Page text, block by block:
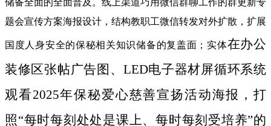
储备全面的全面普及。线上渠道巧用微信群聊工作的群更新专
题会宣传方案海报设计，结构教职工微信转发对外扩散，扩展
国度人身安全的保秘相关知识储备的复盖面；实体在办公
装修区张帖广告图、LED电子器材屏循环系统
观看2025年保秘爱心慈善宣扬活动海报，打
照“每时每刻处处是课上、每时每刻受培养”的